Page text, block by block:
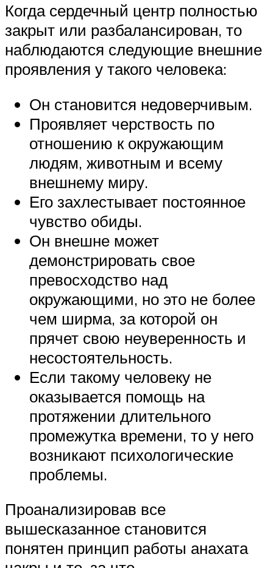
Когда сердечный центр полностью
закрыт или разбалансирован, то
наблюдаются следующие внешние
проявления у такого человека:
Он становится недоверчивым.
Проявляет черствость по
отношению к окружающим
людям, животным и всему
внешнему миру.
Его захлестывает постоянное
чувство обиды.
Он внешне может
демонстрировать свое
превосходство над
окружающими, но это не более
чем ширма, за которой он
прячет свою неуверенность и
несостоятельность.
Если такому человеку не
оказывается помощь на
протяжении длительного
промежутка времени, то у него
возникают психологические
проблемы.
Проанализировав все
вышесказанное становится
понятен принцип работы анахата